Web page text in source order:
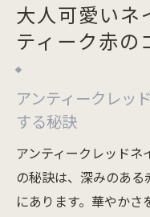
大人可愛いネ
ティーク赤の
アンティークレッ
する秘訣
アンティークレッド
の秘訣は、深みのあ
にあります。華やか